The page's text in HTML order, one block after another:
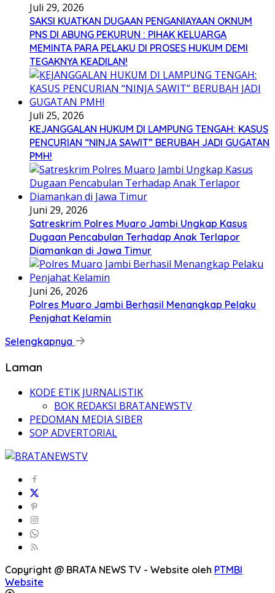
Juli 29, 2026
SAKSI KUATKAN DUGAAN PENGANIAYAAN OKNUM
PNS DI ABUNG PEKURUN : PIHAK KELUARGA
MEMINTA PARA PELAKU DI PROSES HUKUM DEMI
TEGAKNYA KEADILAN!
Juli 25, 2026
KEJANGGALAN HUKUM DI LAMPUNG TENGAH: KASUS
PENCURIAN “NINJA SAWIT” BERUBAH JADI GUGATAN
PMH!
Juni 29, 2026
Satreskrim Polres Muaro Jambi Ungkap Kasus
Dugaan Pencabulan Terhadap Anak Terlapor
Diamankan di Jawa Timur
Juni 26, 2026
Polres Muaro Jambi Berhasil Menangkap Pelaku
Penjahat Kelamin
Selengkapnya
Laman
KODE ETIK JURNALISTIK
BOK REDAKSI BRATANEWSTV
PEDOMAN MEDIA SIBER
SOP ADVERTORIAL
Copyright @ BRATA NEWS TV - Website oleh PTMBI
Website